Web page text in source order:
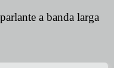
a banda larga